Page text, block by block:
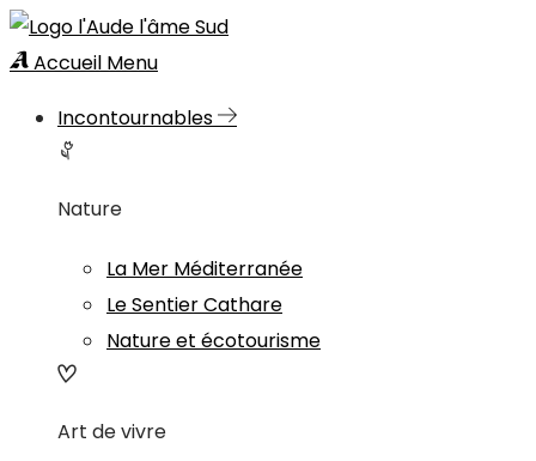
Accueil Menu
Incontournables
Nature
La Mer Méditerranée
Le Sentier Cathare
Nature et écotourisme
Art de vivre